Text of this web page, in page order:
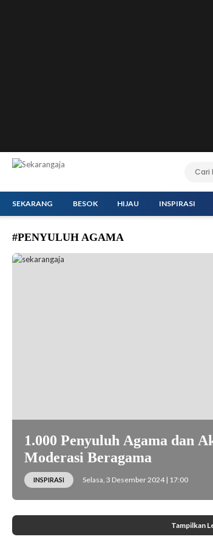
SEKARANG BESOK HIJAU INSPIRASI
#PENYULUH AGAMA
Dirjen Bimas Islam Kamaruddin Amin membuka Kemah
1.000 Penyuluh Agama dan
Moderasi Beragama
INSPIRASI Selasa, 3 Desember 2024 | 17:00
Tampilkan